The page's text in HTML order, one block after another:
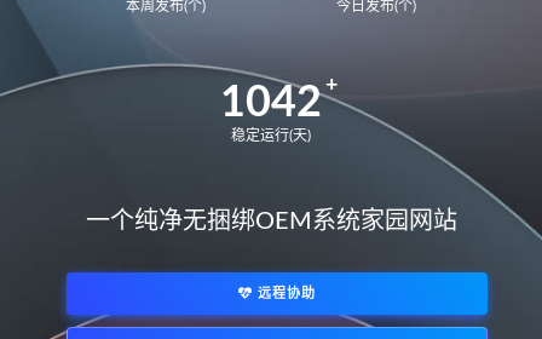
本周发布(个) 今日发布(个)
1042
稳定运行(天)
一个纯净无捆绑OEM系统家园网站
远程协助